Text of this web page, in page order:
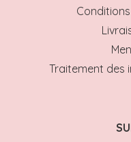
Traitement des